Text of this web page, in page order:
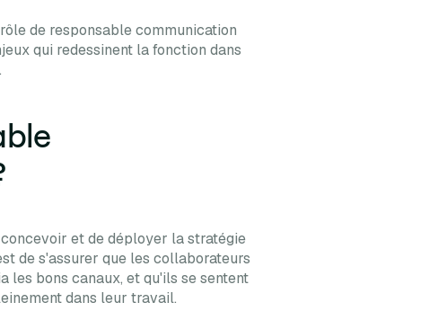
de responsable communication
qui redessinent la fonction dans
et de déployer la stratégie
de s'assurer que les collaborateurs
les bons canaux, et qu'ils se sentent
dans leur travail.